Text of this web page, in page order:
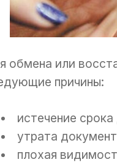
обмена или
причины:
истечение
утрата
плохая